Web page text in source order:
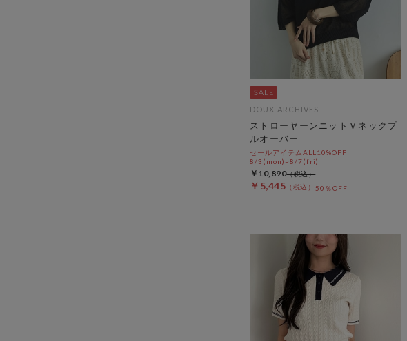
DOUX ARCHIVES
ストローヤーンニットＶネックプ
ルオーバー
セールアイテムALL10%OFF
8/3(mon)~8/7(fri)
￥5,445 50％OFF
￥10,890